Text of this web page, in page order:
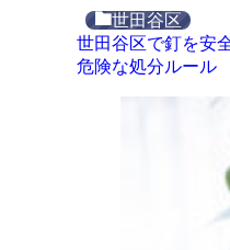
世田谷区
世田谷区で釘を安
危険な処分ルール